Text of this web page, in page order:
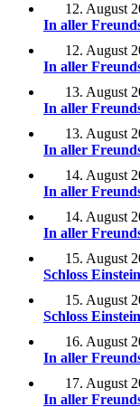
12. August
In aller
12. August
In aller
13. August
In aller
13. August
In aller
14. August
In aller
14. August
In aller
15. August
Schloss Einstein
15. August
Schloss Einstein
16. August
In aller
17. August
In aller